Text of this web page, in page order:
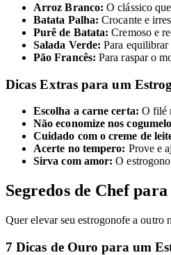
Arroz Branco: O clássico
Batata Palha: Crocante e
Purê de Batata: Cremoso e
Salada Verde: Para
Pão Francês: Para raspar o
Dicas Extras para um
Escolha a carne certa: O filé
Não economize nos
Cuidado com o creme de
Acerte no tempero: Prove e
Sirva com amor: O
Segredos de Chef
Quer elevar seu estrogonofe a outro
7 Dicas de Ouro para um